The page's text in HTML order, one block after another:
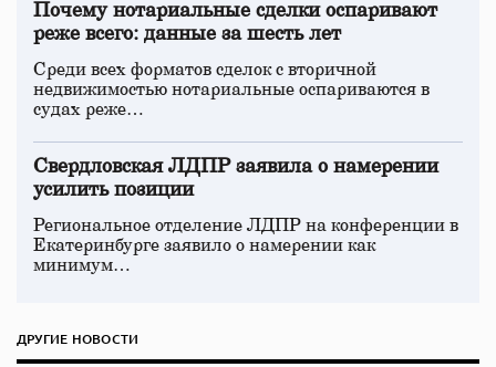
Почему нотариальные сделки оспаривают
реже всего: данные за шесть лет
Среди всех форматов сделок с вторичной
недвижимостью нотариальные оспариваются в
судах реже…
Свердловская ЛДПР заявила о намерении
усилить позиции
Региональное отделение ЛДПР на конференции в
Екатеринбурге заявило о намерении как
минимум…
ДРУГИЕ НОВОСТИ